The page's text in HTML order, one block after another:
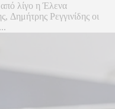
λίγο η Έλενα
Δημήτρης Ρεγγινίδης οι